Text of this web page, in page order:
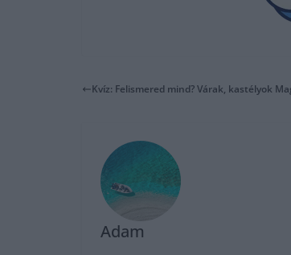
Kvíz: Felismered mind? Várak, kastélyok
Adam